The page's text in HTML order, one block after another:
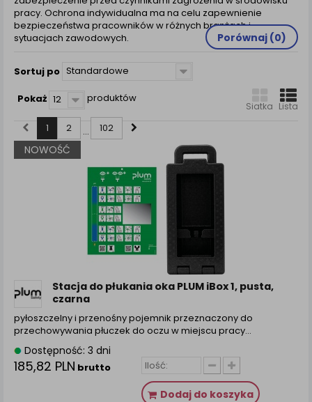
pracy. Ochrona indywidualna ma na celu zapewnienie
bezpieczeństwa pracowników w różnych branżach i
sytuacjach zawodowych.
Porównaj (0)
Sortuj po Standardowe
Pokaż 12 produktów
Siatka Lista
1 2 ... 102
NOWOŚĆ
Stacja do płukania oka PLUM iBox 1, pusta,
czarna
pyłoszczelny i przenośny pojemnik przeznaczony do
przechowywania płuczek do oczu w miejscu pracy…
Dostępność: 3 dni
185,82 PLN brutto
Dodaj do koszyka
W przypadku użytkowników zalogowanych, aby
umożliwić prawidłową realizację Umowy z Państwem i
związane z tym prawidłowe działanie naszej strony
zamówienia na Państwa email lub wyświetlenie
cenach indywidualnych, ważna jest Państwa
wcześniejsza zgoda której udzieliliście podczas
zakładania konta.
Każda Państwa zgoda jest dobrowolna i można ją w
dowolnym momencie wycofać.
Polityka prywatności (rozwiń)
Klauzula Informacyjna (rozwiń)
Lista Zaufanych Partnerów (rozwiń)